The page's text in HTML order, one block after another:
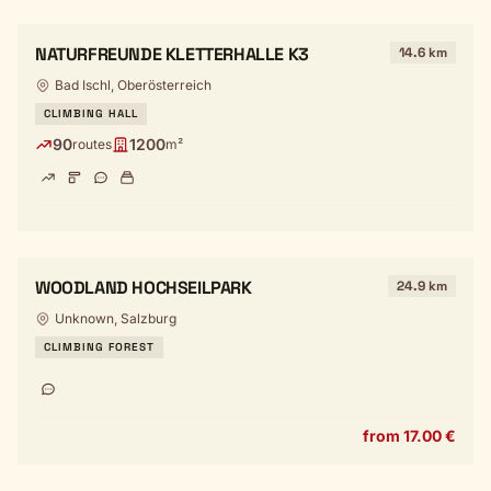
NATURFREUNDE KLETTERHALLE K3 14.6 km
Bad Ischl, Oberösterreich
CLIMBING HALL
90routes 1200m²
WOODLAND HOCHSEILPARK 24.9 km
Unknown, Salzburg
CLIMBING FOREST
from 17.00 €